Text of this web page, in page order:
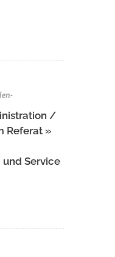
/
Referat »
Service